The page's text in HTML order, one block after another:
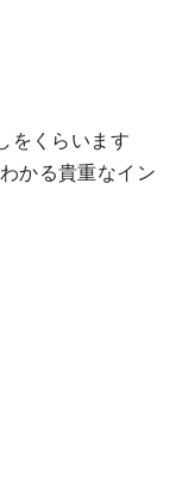
をくらいます
かる貴重なイン